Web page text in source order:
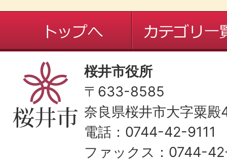
桜井市役所
〒633-8585
奈良県桜井市大字粟
電話：0744-42-9111
ファックス：0744-